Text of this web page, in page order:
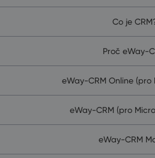
Co je
Proč eWay-
eWay-CRM Online (pro
eWay-CRM (pro
eWay-CRM